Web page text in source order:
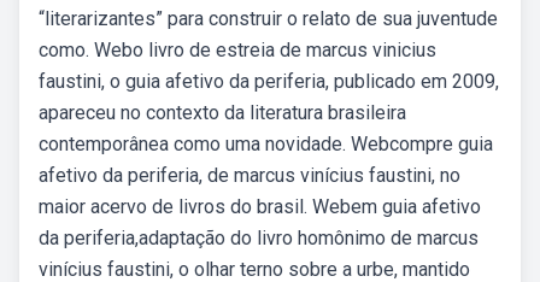
“literarizantes” para construir o relato de sua juventude
como. Webo livro de estreia de marcus vinicius
faustini, o guia afetivo da periferia, publicado em 2009,
apareceu no contexto da literatura brasileira
contemporânea como uma novidade. Webcompre guia
afetivo da periferia, de marcus vinícius faustini, no
maior acervo de livros do brasil. Webem guia afetivo
da periferia,adaptação do livro homônimo de marcus
vinícius faustini, o olhar terno sobre a urbe, mantido